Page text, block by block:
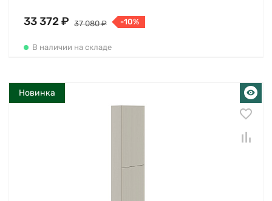
33 372 ₽ 37 080 ₽ -10%
В наличии на складе
Новинка